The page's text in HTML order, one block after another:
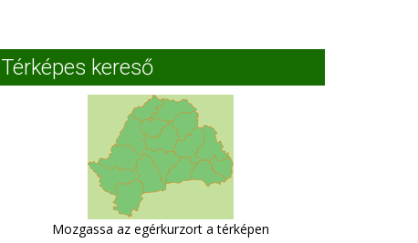
Térképes kereső
Mozgassa az egérkurzort a térképen